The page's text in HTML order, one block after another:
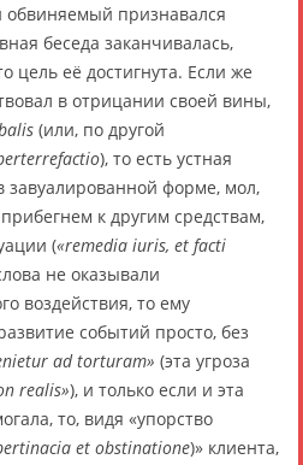
обвиняемый признавался
беседа заканчивалась,
цель её достигнута. Если же
в отрицании своей вины,
(или, по другой
), то есть устная
завуалированной форме, мол,
к другим средствам,
(«remedia iuris, et facti
не оказывали
воздействия, то ему
событий просто, без
ad torturam» (эта угроза
realis»), и только если и эта
то, видя «упорство
et obstinatione)» клиента,